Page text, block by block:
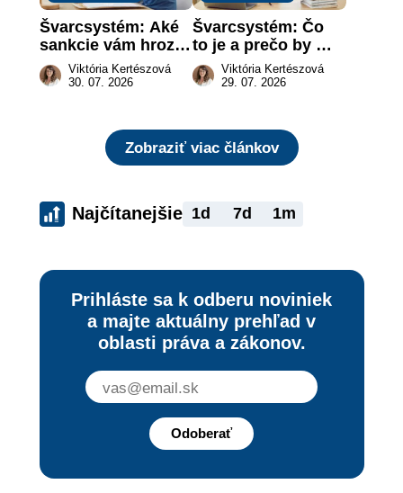
Švarcsystém: Aké
sankcie vám hrozia
a prečo nestačí
zaplatiť pokutu?
Viktória Kertészová
30. 07. 2026
Švarcsystém: Čo
to je a prečo by
vás to malo
zaujímať
Viktória Kertészová
29. 07. 2026
Zobraziť viac článkov
Najčítanejšie 1d 7d 1m
Prihláste sa k odberu noviniek
a majte aktuálny prehľad v
oblasti práva a zákonov.
Odoberať